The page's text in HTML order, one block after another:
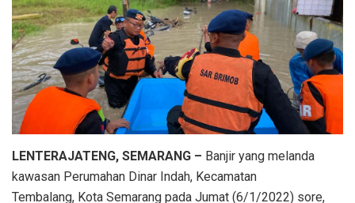
LENTERAJATENG, SEMARANG – Banjir yang melanda
kawasan Perumahan Dinar Indah, Kecamatan
Tembalang, Kota Semarang pada Jumat (6/1/2022) sore,